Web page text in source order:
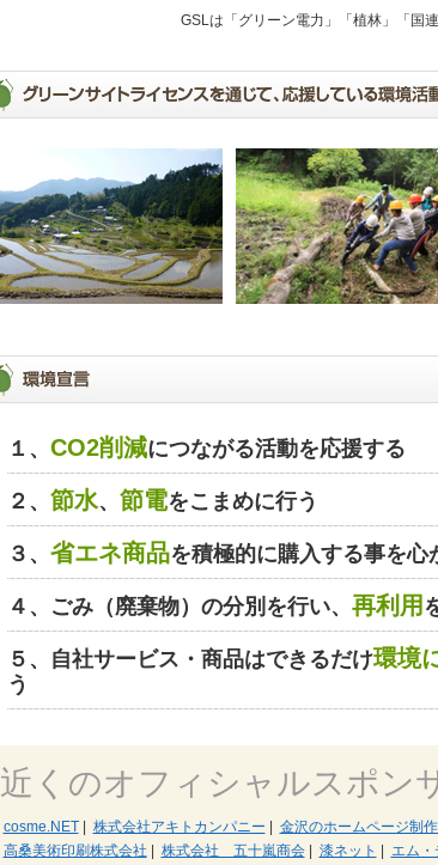
GSLは「グリーン電力」「植林」「国
１、 CO2削減につながる活動を応援する
２、 節水、 節電をこまめに行う
３、 省エネ商品を積極的に購入する事を心
４、ごみ（廃棄物）の分別を行い、 再利用
５、自社サービス・商品はできるだけ環境
う
近くのオフィシャルスポン
cosme.NET| 株式会社アキトカンパニー 金沢のホームページ制
高桑美術印刷株式会社
株式会社 五十嵐商会| 漆ネット エム・